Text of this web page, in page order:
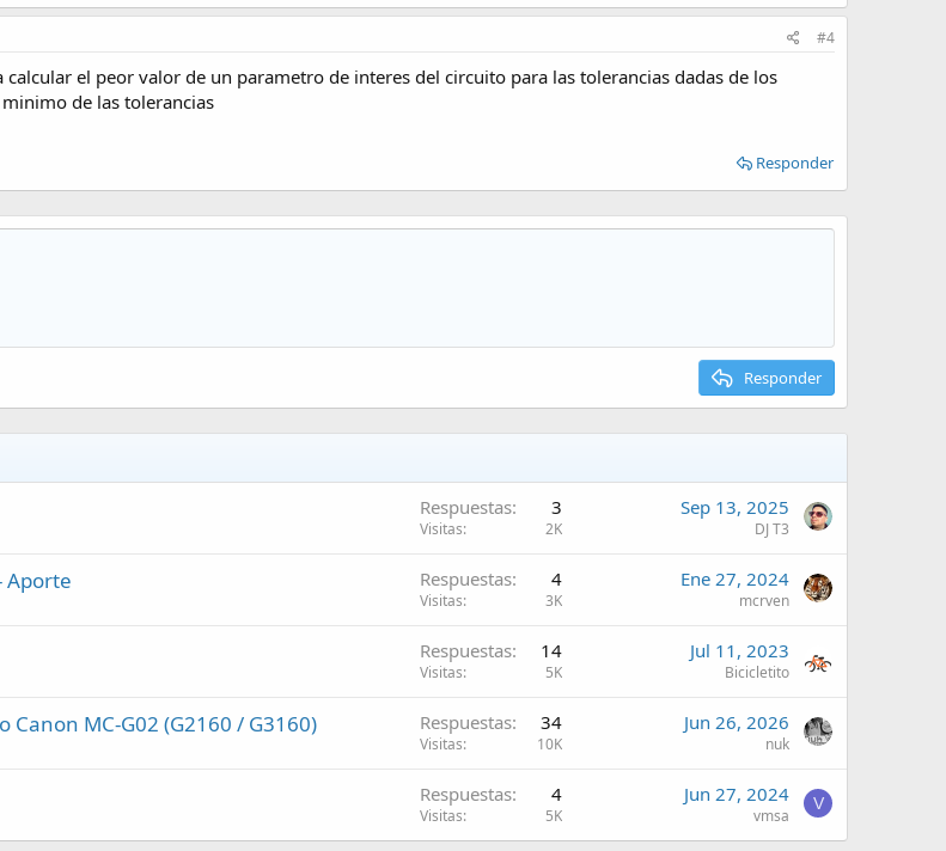
#4
calcular el peor valor de un parametro de interes del circuito para las tolerancias dadas de los
de las tolerancias
Responder
Responder
Respuestas 3
Visitas 2K
Sep 13, 2025
DJ T3
Aporte Respuestas 4
Visitas 3K
Ene 27, 2024
mcrven
Respuestas 14
Visitas 5K
Jul 11, 2023
Bicicletito
MC-G02 (G2160 / G3160) Respuestas 34
Visitas 10K
Jun 26, 2026
nuk
Respuestas 4
Visitas 5K
Jun 27, 2024
vmsa
V